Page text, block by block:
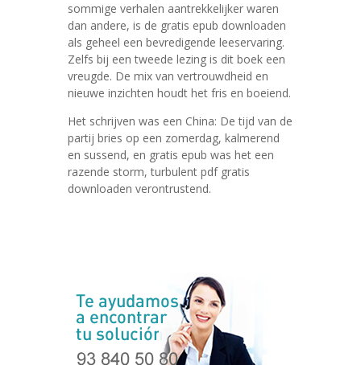
sommige verhalen aantrekkelijker waren
dan andere, is de gratis epub downloaden
als geheel een bevredigende leeservaring.
Zelfs bij een tweede lezing is dit boek een
vreugde. De mix van vertrouwdheid en
nieuwe inzichten houdt het fris en boeiend.
Het schrijven was een China: De tijd van de
partij bries op een zomerdag, kalmerend
en sussend, en gratis epub was het een
razende storm, turbulent pdf gratis
downloaden verontrustend.